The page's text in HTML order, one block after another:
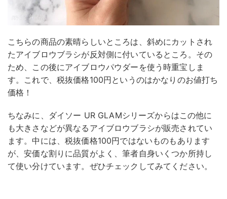
こちらの商品の素晴らしいところは、斜めにカットされ
たアイブロウブラシが反対側に付いているところ。その
ため、この後にアイブロウパウダーを使う時重宝しま
す。これで、税抜価格100円というのはかなりのお値打ち
価格！
ちなみに、ダイソー UR GLAMシリーズからはこの他に
も大きさなどが異なるアイブロウブラシが販売されてい
ます。中には、税抜価格100円ではないものもあります
が、安価な割りに品質がよく、筆者自身いくつか所持し
て使い分けています。ぜひチェックしてみてください。